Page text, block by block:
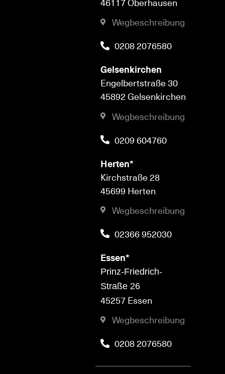
Wegbeschreibung
0208 2076580
Gelsenkirchen
Engelbertstraße 30
45892 Gelsenkirchen
Wegbeschreibung
0209 604760
Herten*
Kirchstraße 28
45699 Herten
Wegbeschreibung
02366 952030
Essen*
Prinz-Friedrich-
Straße 26
45257 Essen
Wegbeschreibung
0208 2076580